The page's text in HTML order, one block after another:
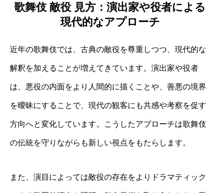
歌舞伎 敵役 見方：演出家や役者による
現代的なアプローチ
近年の歌舞伎では、古典の敵役を尊重しつつ、現代的な
解釈を加えることが増えてきています。演出家や役者
は、悪役の内面をより人間的に描くことや、善悪の境界
を曖昧にすることで、現代の観客にも共感や考察を促す
方向へと変化しています。こうしたアプローチは歌舞伎
の伝統を守りながらも新しい視点をもたらします。
また、演目によっては敵役の存在をよりドラマティック